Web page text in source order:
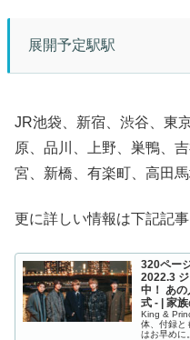
展開予定駅駅
JR池袋、新宿、渋谷、東
原、品川、上野、巣鴨、
宮、新橋、有楽町、高田
更に詳しい情報は下記記
320ペー
2022.3
中！ あ
式 - | 家
King &
体、付録と
はお早めに。